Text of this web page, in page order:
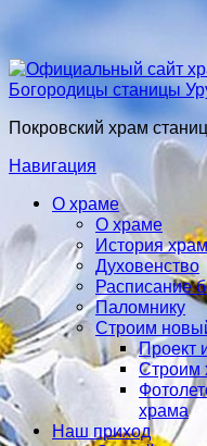
Покровский храм
Навигация
О храме
О храме
История
Духовенство
Расписание
Паломнику
Строим
Проект
Строим
храма
Наш приход